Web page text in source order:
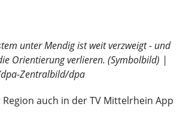
unter Mendig ist weit verzweigt - und
Orientierung verlieren. (Symbolbild) |
Zentralbild/dpa
Region auch in der TV Mittelrhein App